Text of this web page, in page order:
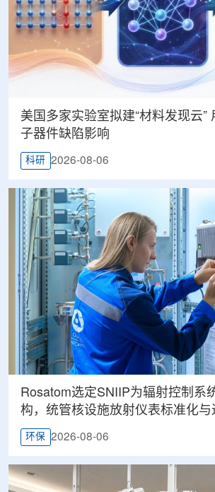
美国多家实验室拟建“材料发现云”
子器件缺陷影响
科研 2026-08-06
Rosatom选定SNIIP为辐射控制系
构，统管核设施放射仪表标准化
环保 2026-08-06